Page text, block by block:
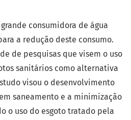
consumidora de água
a redução deste consumo.
de pesquisas que visem o uso
sanitários como alternativa
visou o desenvolvimento
saneamento e a minimização
o uso do esgoto tratado pela